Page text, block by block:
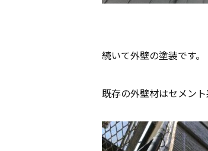
続いて外壁の塗装です。
既存の外壁材はセメン